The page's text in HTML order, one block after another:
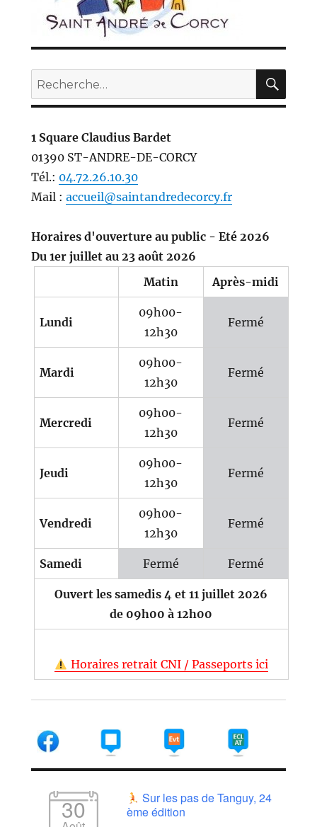
Recherche
pour :
1 Square Claudius Bardet
01390 ST-ANDRE-DE-CORCY
Tél.: 04.72.26.10.30
Mail : accueil@saintandredecorcy.fr
Horaires d'ouverture au public - Eté 2026
Du 1er juillet au 23 août 2026
Matin
Après-midi
Lundi
09h00-
12h30
Fermé
Mardi
09h00-
12h30
Fermé
Mercredi
09h00-
12h30
Fermé
Jeudi
09h00-
12h30
Fermé
Vendredi
09h00-
12h30
Fermé
Samedi Fermé Fermé
Ouvert les samedis 4 et 11 juillet 2026
de 09h00 à 12h00
Horaires retrait CNI / Passeports ici
30
Sur les pas de Tanguy, 24
ème édition